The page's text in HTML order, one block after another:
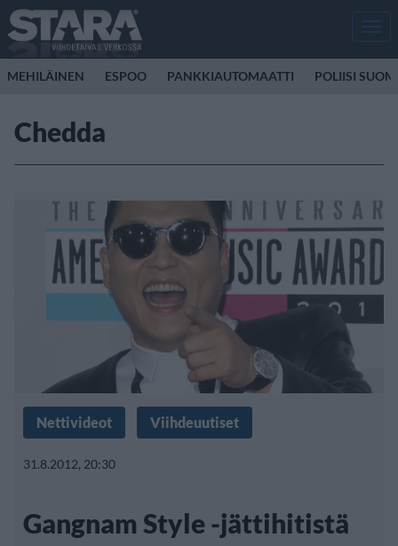
MEHILÄINEN ESPOO PANKKIAUTOMAATTI POLIISI
Chedda
Nettivideot Viihdeuutiset
31.8.2012, 20:30
Gangnam Style -jättihitistä